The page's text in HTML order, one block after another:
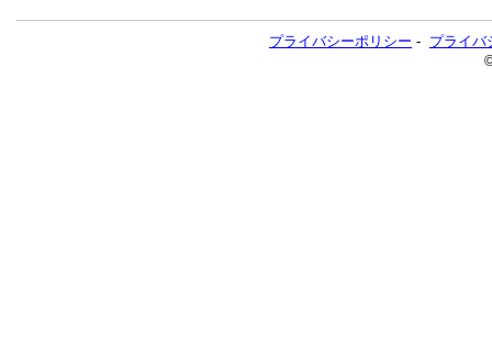
プライバシーポリシー - プライバ